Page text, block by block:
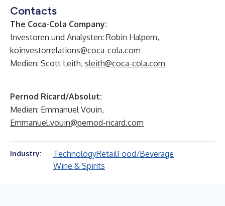
Contacts
The Coca-Cola Company:
Investoren und Analysten: Robin Halpern,
koinvestorrelations@coca-cola.com
Medien: Scott Leith, sleith@coca-cola.com
Pernod Ricard/Absolut:
Medien: Emmanuel Vouin,
Emmanuel.vouin@pernod-ricard.com
Industry: TechnologyRetailFood/Beverage
Wine & Spirits